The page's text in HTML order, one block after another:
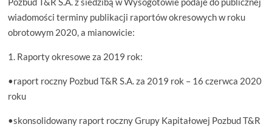
wiadomości terminy publikacji raportów okresowych w roku
obrotowym 2020, a mianowicie:
1. Raporty okresowe za 2019 rok:
•raport roczny Pozbud T&R S.A. za 2019 rok – 16 czerwca 2020
roku
•skonsolidowany raport roczny Grupy Kapitałowej Pozbud T&R